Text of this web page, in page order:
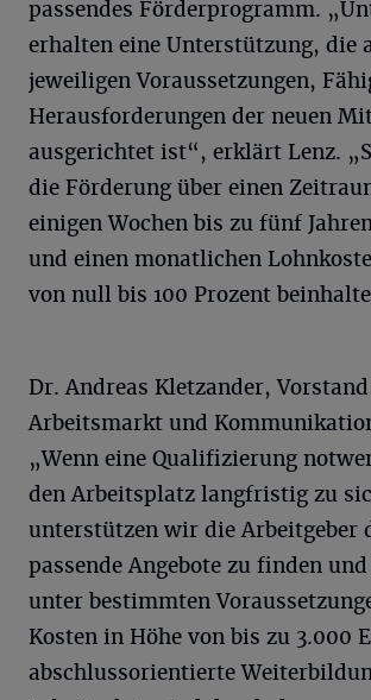
passendes Förderprogramm.
erhalten eine Unterstützung, die
jeweiligen Voraussetzungen,
Herausforderungen der neuen
ausgerichtet ist“, erklärt Lenz.
die Förderung über einen
einigen Wochen bis zu fünf
und einen monatlichen
von null bis 100 Prozent
Dr. Andreas Kletzander, Vorstand
Arbeitsmarkt und
„Wenn eine Qualifizierung
den Arbeitsplatz langfristig zu
unterstützen wir die Arbeitgeber
passende Angebote zu finden
unter bestimmten
Kosten in Höhe von bis zu 3.000
abschlussorientierte